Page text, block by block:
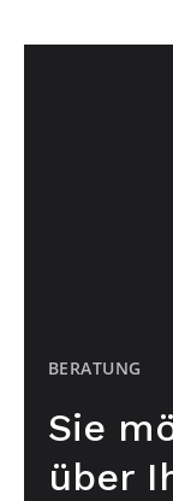
BERATUNG
Sie
über